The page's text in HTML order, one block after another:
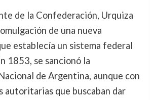
de la Confederación, Urquiza
de una nueva
establecía un sistema federal
1853, se sancionó la
de Argentina, aunque con
autoritarias que buscaban dar